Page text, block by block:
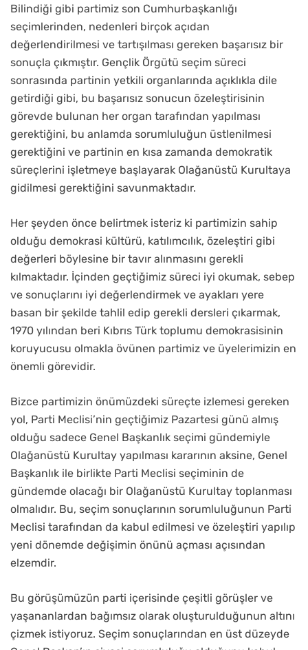
Bilindiği gibi partimiz son Cumhurbaşkanlığı
seçimlerinden, nedenleri birçok açıdan
değerlendirilmesi ve tartışılması gereken başarısız bir
sonuçla çıkmıştır. Gençlik Örgütü seçim süreci
sonrasında partinin yetkili organlarında açıklıkla dile
getirdiği gibi, bu başarısız sonucun özeleştirisinin
görevde bulunan her organ tarafından yapılması
gerektiğini, bu anlamda sorumluluğun üstlenilmesi
gerektiğini ve partinin en kısa zamanda demokratik
süreçlerini işletmeye başlayarak Olağanüstü Kurultaya
gidilmesi gerektiğini savunmaktadır.
Her şeyden önce belirtmek isteriz ki partimizin sahip
olduğu demokrasi kültürü, katılımcılık, özeleştiri gibi
değerleri böylesine bir tavır alınmasını gerekli
kılmaktadır. İçinden geçtiğimiz süreci iyi okumak, sebep
ve sonuçlarını iyi değerlendirmek ve ayakları yere
basan bir şekilde tahlil edip gerekli dersleri çıkarmak,
1970 yılından beri Kıbrıs Türk toplumu demokrasisinin
koruyucusu olmakla övünen partimiz ve üyelerimizin en
önemli görevidir.
Bizce partimizin önümüzdeki süreçte izlemesi gereken
yol, Parti Meclisi’nin geçtiğimiz Pazartesi günü almış
olduğu sadece Genel Başkanlık seçimi gündemiyle
Olağanüstü Kurultay yapılması kararının aksine, Genel
Başkanlık ile birlikte Parti Meclisi seçiminin de
gündemde olacağı bir Olağanüstü Kurultay toplanması
olmalıdır. Bu, seçim sonuçlarının sorumluluğunun Parti
Meclisi tarafından da kabul edilmesi ve özeleştiri yapılıp
yeni dönemde değişimin önünü açması açısından
elzemdir.
Bu görüşümüzün parti içerisinde çeşitli görüşler ve
yaşananlardan bağımsız olarak oluşturulduğunun altını
çizmek istiyoruz. Seçim sonuçlarından en üst düzeyde